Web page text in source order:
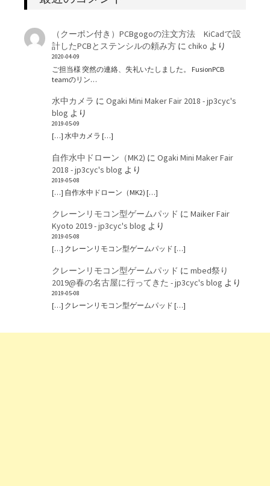
（クーポン付き）PCBgogoの注文方法 KiCadで設
計したPCBとステンシルの頼み方に chiko より
2020-04-09
ご担当様 突然の連絡、失礼いたしました。 FusionPCB
teamのリン…
水中カメラ に Ogaki Mini Maker Fair 2018 - jp3cyc's
blog より
2019-05-09
[…] 水中カメラ […]
自作水中ドローン（MK2) に Ogaki Mini Maker Fair
2018 - jp3cyc's blog より
2019-05-08
[…] 自作水中ドローン（MK2) […]
クレーンリモコン型ゲームパッド に Maiker Fair
Kyoto 2019 - jp3cyc's blog より
2019-05-08
[…] クレーンリモコン型ゲームパッド […]
クレーンリモコン型ゲームパッド に mbed祭り
2019@春の名古屋に行ってきた - jp3cyc's blog より
2019-05-08
[…] クレーンリモコン型ゲームパッド […]